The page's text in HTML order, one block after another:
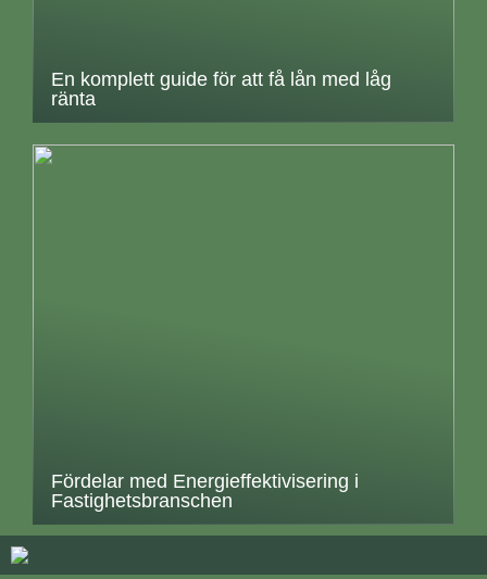
En komplett guide för att få lån med låg
ränta
Fördelar med Energieffektivisering i
Fastighetsbranschen